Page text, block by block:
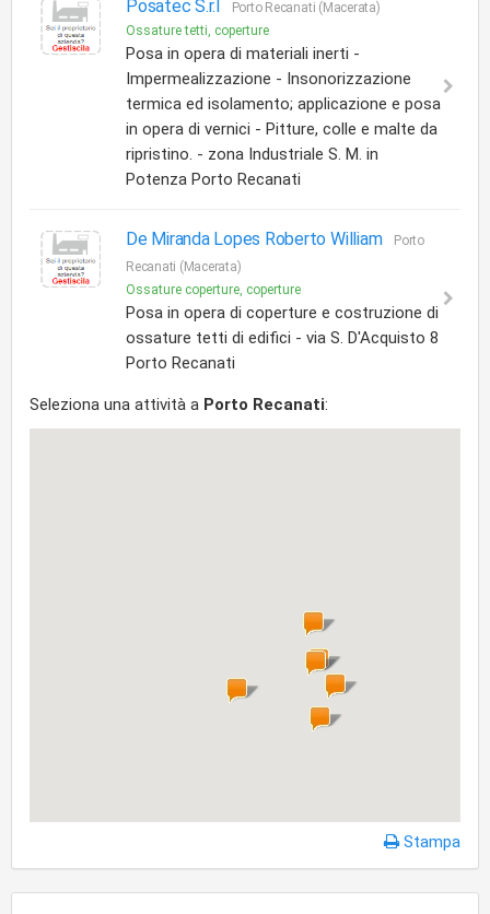
Posatec S.r.l
Porto Recanati (Macerata)
Ossature tetti, coperture
Posa in opera di materiali inerti -
Impermealizzazione - Insonorizzazione
termica ed isolamento; applicazione e posa
in opera di vernici - Pitture, colle e malte da
ripristino. - zona Industriale S. M. in
Potenza Porto Recanati
De Miranda Lopes Roberto William
Porto
Recanati (Macerata)
Ossature coperture, coperture
Posa in opera di coperture e costruzione di
ossature tetti di edifici - via S. D'Acquisto 8
Porto Recanati
Seleziona una attività a Porto Recanati:
Stampa